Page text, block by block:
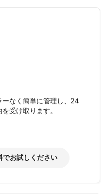
なく簡単に管理し、24
受け取ります。
でお試しください